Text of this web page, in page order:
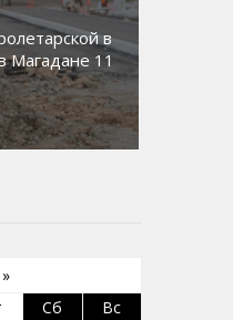
в
Магадане 11
Сб
Вс